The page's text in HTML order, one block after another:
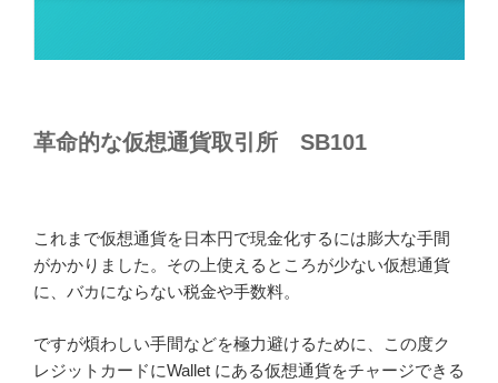
革命的な仮想通貨取引所 SB101
これまで仮想通貨を日本円で現金化するには膨大な手間
がかかりました。その上使えるところが少ない仮想通貨
に、バカにならない税金や手数料。
ですが煩わしい手間などを極力避けるために、この度ク
レジットカードにWallet にある仮想通貨をチャージできる